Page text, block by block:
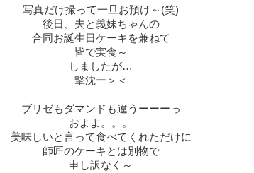
写真だけ撮って一旦お預け～(笑)
後日、夫と義妹ちゃんの
合同お誕生日ケーキを兼ねて
皆で実食～
しましたが…
撃沈ー＞＜
ブリゼもダマンドも違うーーーっ
およよ。。。
美味しいと言って食べてくれただけに
師匠のケーキとは別物で
申し訳なく～